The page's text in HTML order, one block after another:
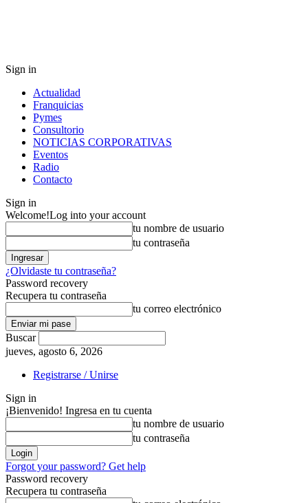
Sign in
Actualidad
Franquicias
Pymes
Consultorio
NOTICIAS CORPORATIVAS
Eventos
Radio
Contacto
Sign in
Welcome!Log into your account
tu nombre de usuario
tu contraseña
¿Olvidaste tu contraseña?
Password recovery
Recupera tu contraseña
tu correo electrónico
Buscar
jueves, agosto 6, 2026
Registrarse / Unirse
Sign in
¡Bienvenido! Ingresa en tu cuenta
tu nombre de usuario
tu contraseña
Forgot your password? Get help
Password recovery
Recupera tu contraseña